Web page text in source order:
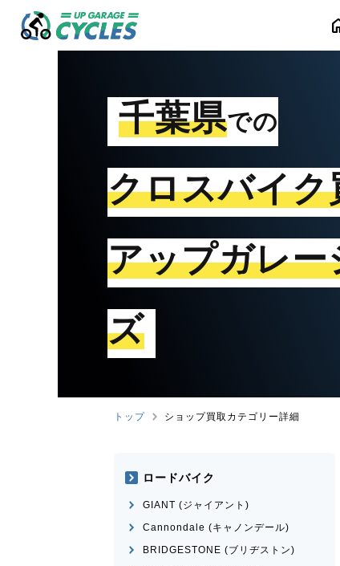
千葉県での
クロスバイク
アップガレ
ズ
トップ ショップ買取カテゴリー詳細
ロードバイク
GIANT (ジャイアント)
Cannondale (キャノンデール)
BRIDGESTONE (ブリヂストン)